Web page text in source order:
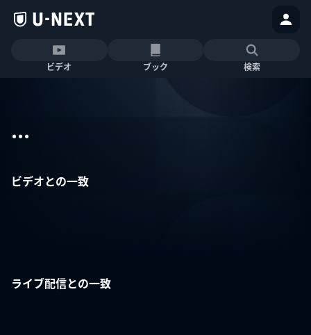
ビデオ ブック 検索
...
ビデオとの一致
ライブ配信との一致